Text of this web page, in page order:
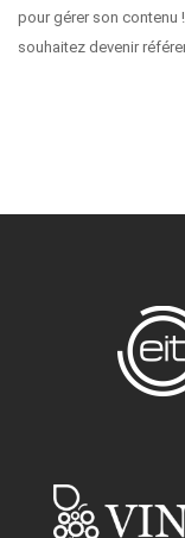
pour gérer son contenu
souhaitez devenir